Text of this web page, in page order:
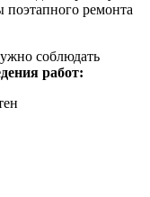
ремонта
соблюдать
работ: